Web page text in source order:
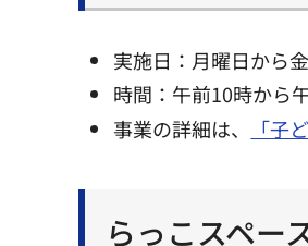
実施日：月曜日から
時間：午前10時から
事業の詳細は、
「子
らっこスペー